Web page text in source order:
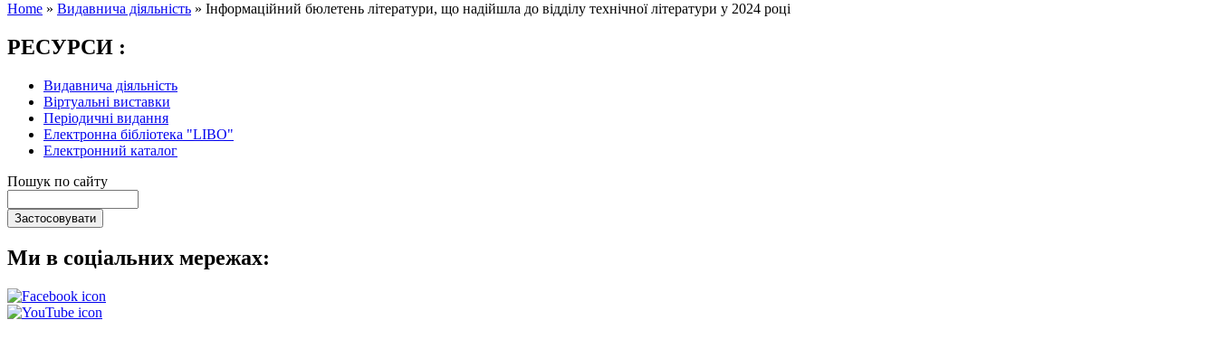
Home » Видавнича діяльність » Інформаційний бюлетень літератури, що надійшла до відділу технічної літератури у 2024 році
РЕСУРСИ :
Видавнича діяльність
Віртуальні виставки
Періодичні видання
Електронна бібліотека "LIBO"
Електронний каталог
Пошук по сайту
Ми в соціальних мережах: